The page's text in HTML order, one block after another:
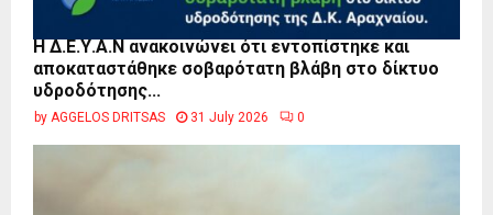
Η Δ.Ε.Υ.Α.Ν ανακοινώνει ότι εντοπίστηκε και
αποκαταστάθηκε σοβαρότατη βλάβη στο δίκτυο
υδροδότησης...
by AGGELOS DRITSAS 31 July 2026 0